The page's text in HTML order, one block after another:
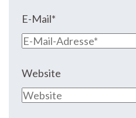
E-Mail*
Website